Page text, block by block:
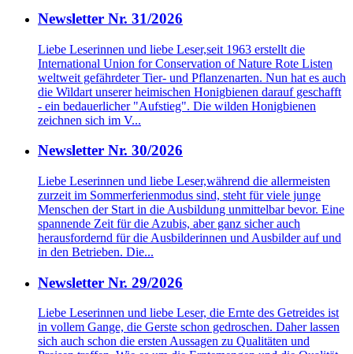
Newsletter Nr. 31/2026
Liebe Leserinnen und liebe Leser,seit 1963 erstellt die
International Union for Conservation of Nature Rote Listen
weltweit gefährdeter Tier- und Pflanzenarten. Nun hat es auch
die Wildart unserer heimischen Honigbienen darauf geschafft
- ein bedauerlicher "Aufstieg". Die wilden Honigbienen
zeichnen sich im V...
Newsletter Nr. 30/2026
Liebe Leserinnen und liebe Leser,während die allermeisten
zurzeit im Sommerferienmodus sind, steht für viele junge
Menschen der Start in die Ausbildung unmittelbar bevor. Eine
spannende Zeit für die Azubis, aber ganz sicher auch
herausfordernd für die Ausbilderinnen und Ausbilder auf und
in den Betrieben. Die...
Newsletter Nr. 29/2026
Liebe Leserinnen und liebe Leser, die Ernte des Getreides ist
in vollem Gange, die Gerste schon gedroschen. Daher lassen
sich auch schon die ersten Aussagen zu Qualitäten und